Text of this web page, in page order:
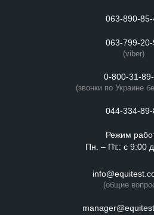
063-890-85-
063-799-20-
(viber)
0-800-31-
(звонки по Украине
044-334-89-
Режим
Пн. – Пт.: с 9:00
(общие